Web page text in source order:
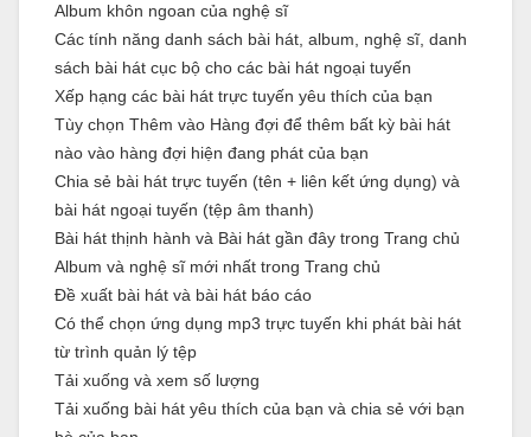
Album khôn ngoan của nghệ sĩ
Các tính năng danh sách bài hát, album, nghệ sĩ, danh
sách bài hát cục bộ cho các bài hát ngoại tuyến
Xếp hạng các bài hát trực tuyến yêu thích của bạn
Tùy chọn Thêm vào Hàng đợi để thêm bất kỳ bài hát
nào vào hàng đợi hiện đang phát của bạn
Chia sẻ bài hát trực tuyến (tên + liên kết ứng dụng) và
bài hát ngoại tuyến (tệp âm thanh)
Bài hát thịnh hành và Bài hát gần đây trong Trang chủ
Album và nghệ sĩ mới nhất trong Trang chủ
Đề xuất bài hát và bài hát báo cáo
Có thể chọn ứng dụng mp3 trực tuyến khi phát bài hát
từ trình quản lý tệp
Tải xuống và xem số lượng
Tải xuống bài hát yêu thích của bạn và chia sẻ với bạn